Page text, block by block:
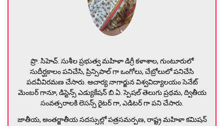
ప్రొ. సిహెచ్. సుశీల ప్రభుత్వ మహిళా డిగ్రీ కళాశాల, గుంటూరులో
సుదీర్ఘకాలం పనిచేసి, ప్రిన్సిపాల్ గా ఒంగోలు, చేబ్రోలులో పనిచేసి
పదవీవిరమణ చేసారు. ఆచార్య నాగార్జున విశ్వవిద్యాలయం సెనేట్
మెంబర్ గానూ, డిస్టెన్స్ ఎడ్యుకేషన్ బి.ఏ. స్పెషల్ తెలుగు ప్రథమ, ద్వితీయ
సంవత్సరాలకి లెసన్స్ రైటర్ గా, ఎడిటర్ గా పని చేసారు.
జాతీయ, అంతర్జాతీయ సదస్సుల్లో పత్రసమర్పణ, రాష్ట్ర మహిళా కమిషన్